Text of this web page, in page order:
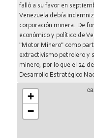
falló a su favor en
Venezuela debía
corporación minera. De
económico y político de
"Motor Minero" como
extractivismo petrolero y
minero, por lo que el 24
Desarrollo Estratégico
con la transnacional Gold
"Memorándum de
+
−